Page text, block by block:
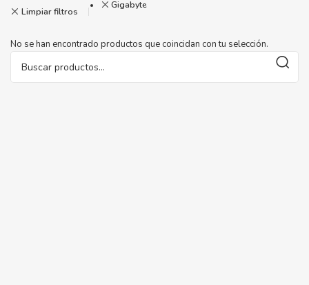
Limpiar filtros
Gigabyte
No se han encontrado productos que coincidan con tu selección.